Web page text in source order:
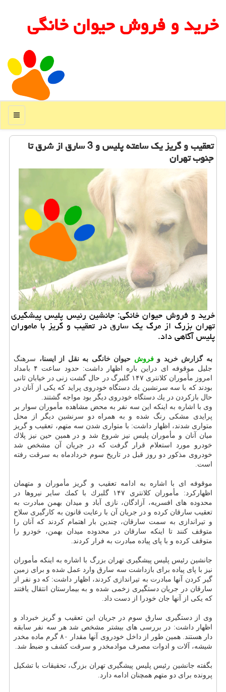
خرید و فروش حیوان خانگی
منو
تعقیب و گریز یك ساعته پلیس و 3 سارق از شرق تا
جنوب تهران
خرید و فروش حیوان خانگی: جانشین رئیس پلیس پیشگیری
تهران بزرگ از مرگ یك سارق در تعقیب و گریز با ماموران
پلیس آگاهی داد.
به گزارش خرید وفروش حیوان خانگی به نقل از ایسنا، سرهنگ
جلیل موقوفه ای دراین باره اظهار داشت: حدود ساعت ۴ بامداد
امروز مأموران كلانتری ۱۴۷ گلبرگ در حال گشت زنی در خیابان ثانی
بودند كه با سه سرنشین یك دستگاه خودروی پراید كه یكی از آنان در
حال بازكردن در یك دستگاه خودروی دیگر بود مواجه گشتند.
وی با اشاره به اینكه این سه نفر به محض مشاهده مأموران سوار بر
پرایدی مشكی رنگ شده و به همراه دو سرنشین دیگر از محل
متواری شدند، اظهار داشت: با متواری شدن سه متهم، تعقیب و گریز
میان آنان و مأموران پلیس نیز شروع شد و در همین حین نیز پلاك
خودرو مورد استعلام قرار گرفت كه در جریان آن مشخص شد
خودروی مذكور دو روز قبل در تاریخ سوم خردادماه به سرقت رفته
است.
موقوفه ای با اشاره به ادامه تعقیب و گریز مأموران و متهمان
اظهاركرد: مأموران كلانتری ۱۴۷ گلبرك با كمك سایر نیروها در
محدوده های افسریه، آزادگان، نازی آباد و میدان بهمن مبادرت به
تعقیب سارقان كرده و در جریان آن با رعایت قانون به كارگیری سلاح
و تیراندازی به سمت سارقان، چندین بار اهتمام كردند كه آنان را
متوقف كنند تا اینكه سارقان در محدوده میدان بهمن، خودرو را
متوقف كرده و با پای پیاده مبادرت به فرار كردند.
جانشین رئیس پلیس پیشگیری تهران بزرگ با اشاره به اینكه مأموران
نیز با پای پیاده برای بازداشت سه سارق وارد عمل شده و برای زمین
گیر كردن آنها مبادرت به تیراندازی كردند، اظهار داشت: كه دو نفر از
سارقان در جریان دستگیری زخمی شده و به بیمارستان انتقال یافتند
كه یكی از آنها جان خودرا از دست داد.
وی از دستگیری سارق سوم در جریان این تعقیب و گریز خبرداد و
اظهار داشت: در بررسی های بیشتر مشخص شد هر سه نفر سابقه
دار هستند. همین طور از داخل خودروی آنها مقدار ۸۰ گرم ماده مخدر
شیشه، آلات و ادوات مصرف موادمخدر و سرقت كشف و ضبط شد.
بگفته جانشین رئیس پلیس پیشگیری تهران بزرگ، تحقیقات با تشكیل
پرونده برای دو متهم همچنان ادامه دارد.